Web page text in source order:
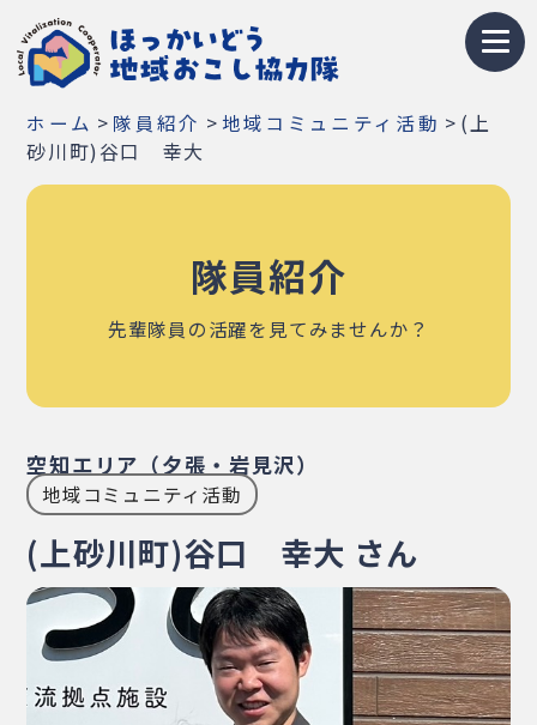
トップページ
地域おこし協力隊とは
イベント・研修会
Q&A
・相談窓口・お問合せ・リンク集
・プライバシーポリシー
・サイトマップ
ホーム > 隊員紹介 > 地域コミュニティ活動 > (上
砂川町)谷口 幸大
隊員紹介
先輩隊員の活躍を見てみませんか？
空知エリア（夕張・岩見沢）
地域コミュニティ活動
(上砂川町)谷口 幸大 さん